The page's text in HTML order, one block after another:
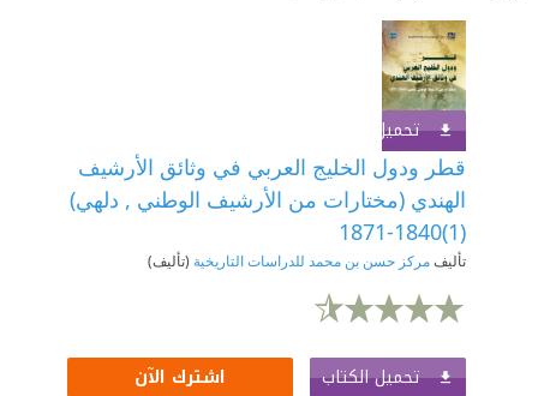
تحميل الكتاب
قطر ودول الخليج العربي في وثائق الأرشيف
الهندي (مختارات من الأرشيف الوطني , دلهي)
(1)1840-1871
تأليفمركز حسن بن محمد للدراسات التاريخية (تأليف)
تحميل الكتاب اشترك الآن